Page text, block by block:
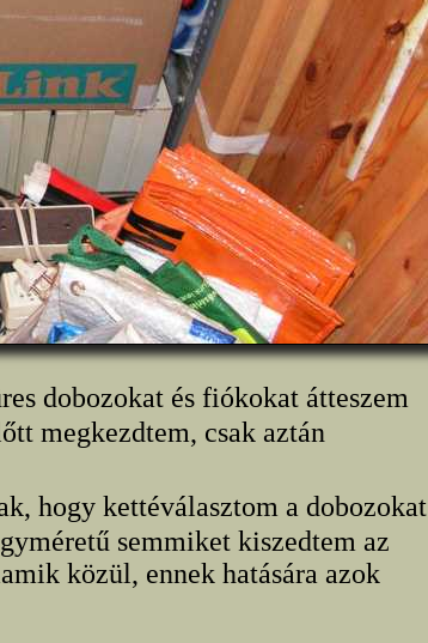
dobozokat és fiókokat átteszem
megkezdtem, csak aztán
hogy kettéválasztom a dobozokat
semmiket kiszedtem az
közül, ennek hatására azok